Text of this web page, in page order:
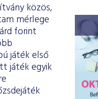
közös,
mérlege
forint
játék első
játék egyik